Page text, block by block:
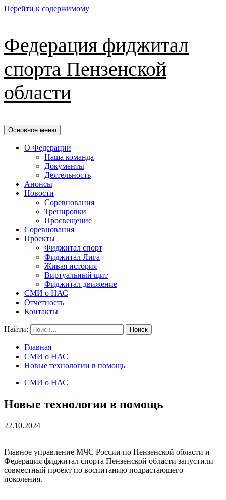
Перейти к содержимому
Федерация фиджитал
спорта Пензенской
области
Основное меню
О Федерации
Наша команда
Документы
Деятельность
Анонсы
Новости
Соревнования
Тренировки
Просвещение
Соревнования
Проекты
Фиджитал спорт
Фиджитал Лига
Живая история
Виртуальный щит
Фиджитал движение
СМИ о НАС
Отчетность
Контакты
Найти:
Главная
СМИ о НАС
Новые технологии в помощь
СМИ о НАС
Новые технологии в помощь
22.10.2024
Главное управление МЧС России по Пензенской области и
Федерация фиджитал спорта Пензенской области запустили
совместный проект по воспитанию подрастающего
поколения.